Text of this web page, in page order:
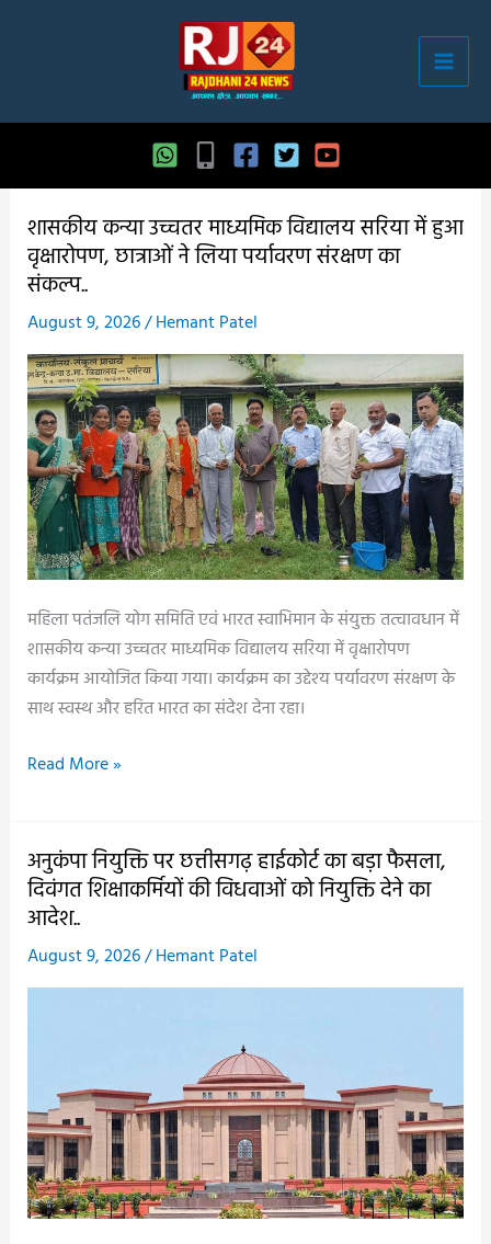
शासकीय कन्या उच्चतर माध्यमिक विद्यालय सरिया में हुआ
वृक्षारोपण, छात्राओं ने लिया पर्यावरण संरक्षण का
संकल्प..
August 9, 2026/Hemant Patel
महिला पतंजलि योग समिति एवं भारत स्वाभिमान के संयुक्त तत्वावधान में
शासकीय कन्या उच्चतर माध्यमिक विद्यालय सरिया में वृक्षारोपण
कार्यक्रम आयोजित किया गया। कार्यक्रम का उद्देश्य पर्यावरण संरक्षण के
साथ स्वस्थ और हरित भारत का संदेश देना रहा।
शासकीय
माध्यमिक
विद्यालय
सरिया
हुआ
लिया
पर्यावरण
संरक्षण
का
संकल्प..
Read More »
अनुकंपा नियुक्ति पर छत्तीसगढ़ हाईकोर्ट का बड़ा फैसला,
दिवंगत शिक्षाकर्मियों की विधवाओं को नियुक्ति देने का
आदेश..
August 9, 2026/Hemant Patel